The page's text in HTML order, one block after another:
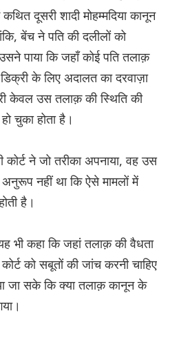
दूसरी शादी मोहम्मदिया कानून
बेंच ने पति की दलीलों को
पाया कि जहाँ कोई पति तलाक़
के लिए अदालत का दरवाज़ा
केवल उस तलाक़ की स्थिति की
चुका होता है।
ने जो तरीका अपनाया, वह उस
अनुरूप नहीं था कि ऐसे मामलों में
है।
भी कहा कि जहां तलाक़ की वैधता
को सबूतों की जांच करनी चाहिए
जा सके कि क्या तलाक़ कानून के